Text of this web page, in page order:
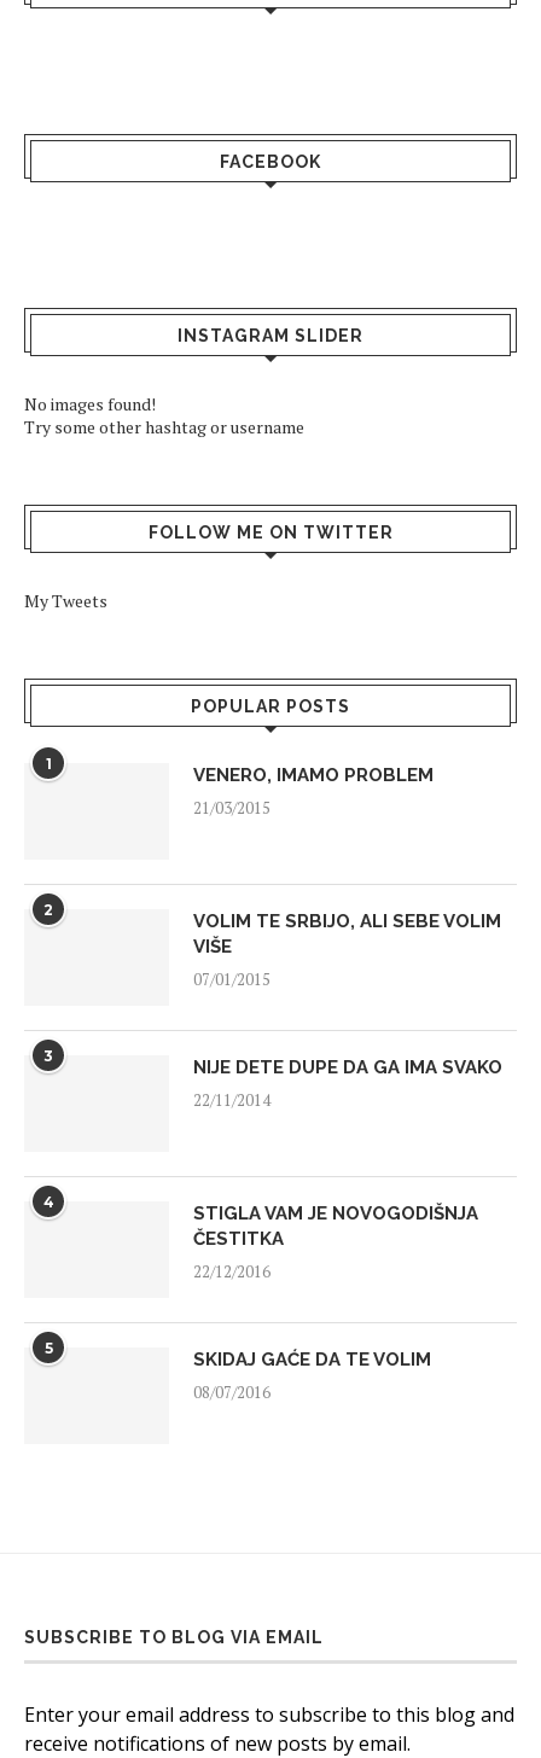
FACEBOOK
INSTAGRAM SLIDER
No images found!
Try some other hashtag or username
FOLLOW ME ON TWITTER
My Tweets
POPULAR POSTS
1
VENERO, IMAMO PROBLEM
21/03/2015
2
VOLIM TE SRBIJO, ALI SEBE VOLIM
VIŠE
07/01/2015
3
NIJE DETE DUPE DA GA IMA SVAKO
22/11/2014
4
STIGLA VAM JE NOVOGODIŠNJA
ČESTITKA
22/12/2016
5
SKIDAJ GAĆE DA TE VOLIM
08/07/2016
SUBSCRIBE TO BLOG VIA EMAIL
Enter your email address to subscribe to this blog and
receive notifications of new posts by email.